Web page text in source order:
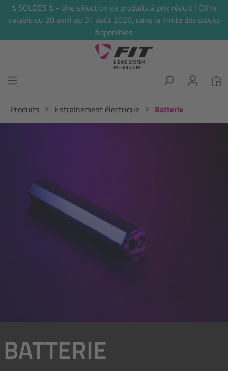
principal
% SOLDES % - Une sélection de produits à prix réduit ! Offre
valable du 20 avril au 31 août 2026, dans la limite des stocks
disponibles.
Produits Entraînement électrique Batterie
BATTERIE